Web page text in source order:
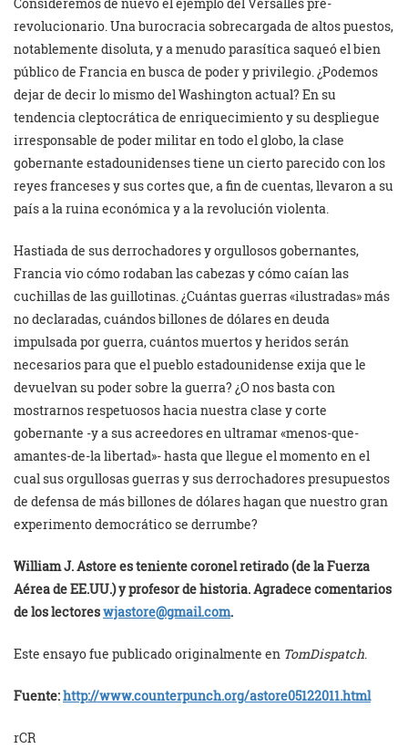
revolucionario. Una burocracia sobrecargada de altos puestos,
notablemente disoluta, y a menudo parasítica saqueó el bien
público de Francia en busca de poder y privilegio. ¿Podemos
dejar de decir lo mismo del Washington actual? En su
tendencia cleptocrática de enriquecimiento y su despliegue
irresponsable de poder militar en todo el globo, la clase
gobernante estadounidenses tiene un cierto parecido con los
reyes franceses y sus cortes que, a fin de cuentas, llevaron a su
país a la ruina económica y a la revolución violenta.
Hastiada de sus derrochadores y orgullosos gobernantes,
Francia vio cómo rodaban las cabezas y cómo caían las
cuchillas de las guillotinas. ¿Cuántas guerras «ilustradas» más
no declaradas, cuándos billones de dólares en deuda
impulsada por guerra, cuántos muertos y heridos serán
necesarios para que el pueblo estadounidense exija que le
devuelvan su poder sobre la guerra? ¿O nos basta con
mostrarnos respetuosos hacia nuestra clase y corte
gobernante -y a sus acreedores en ultramar «menos-que-
amantes-de-la libertad»- hasta que llegue el momento en el
cual sus orgullosas guerras y sus derrochadores presupuestos
de defensa de más billones de dólares hagan que nuestro gran
experimento democrático se derrumbe?
William J. Astore es teniente coronel retirado (de la Fuerza
Aérea de EE.UU.) y profesor de historia. Agradece comentarios
de los lectoreswjastore@gmail.com.
Este ensayo fue publicado originalmente en TomDispatch
Fuente:http://www.counterpunch.org/astore05122011.html
rCR